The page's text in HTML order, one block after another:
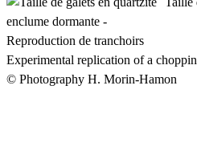
enclume dormante -
Reproduction de tranchoirs
Experimental replication of a
© Photography H. Morin-Hamon